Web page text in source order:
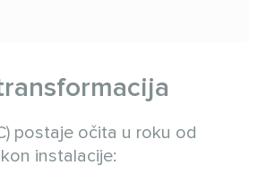
postaje očita u roku od
instalacije: